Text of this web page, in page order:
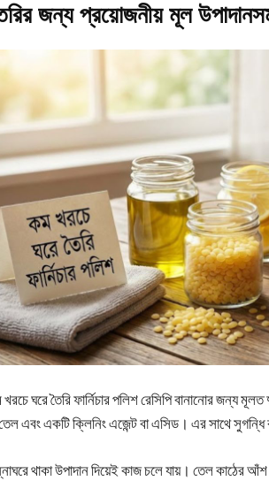
জন্য প্রয়োজনীয় মূল
ঘরে তৈরি ফার্নিচার পলিশ রেসিপি বানানোর জন্য
তেল এবং একটি ক্লিনিং এজেন্ট বা এসিড। এর সাথে
থাকা উপাদান দিয়েই কাজ চলে যায়। তেল কাঠের